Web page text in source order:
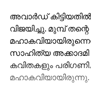
അവാർഡ്
വിജയിച്ചു. മുമ്പ്
സാഹിത്യ
കവിതകളും
മഹാകവിയായിരുന്നു.